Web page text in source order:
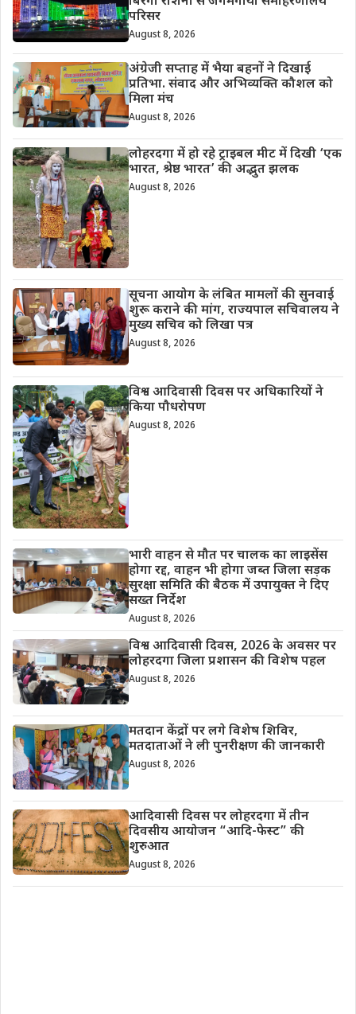
परिसर
August 8, 2026
अंग्रेजी सप्ताह में भैया बहनों ने दिखाई
प्रतिभा. संवाद और अभिव्यक्ति कौशल को
मिला मंच
August 8, 2026
लोहरदगा में हो रहे ट्राइबल मीट में दिखी ‘एक
भारत, श्रेष्ठ भारत’ की अद्भुत झलक
August 8, 2026
सूचना आयोग के लंबित मामलों की सुनवाई
शुरू कराने की मांग, राज्यपाल सचिवालय ने
मुख्य सचिव को लिखा पत्र
August 8, 2026
विश्व आदिवासी दिवस पर अधिकारियों ने
किया पौधरोपण
August 8, 2026
भारी वाहन से मौत पर चालक का लाइसेंस
होगा रद्द, वाहन भी होगा जब्त जिला सड़क
सुरक्षा समिति की बैठक में उपायुक्त ने दिए
सख्त निर्देश
August 8, 2026
विश्व आदिवासी दिवस, 2026 के अवसर पर
लोहरदगा जिला प्रशासन की विशेष पहल
August 8, 2026
मतदान केंद्रों पर लगे विशेष शिविर,
मतदाताओं ने ली पुनरीक्षण की जानकारी
August 8, 2026
आदिवासी दिवस पर लोहरदगा में तीन
दिवसीय आयोजन “आदि-फेस्ट” की
शुरुआत
August 8, 2026